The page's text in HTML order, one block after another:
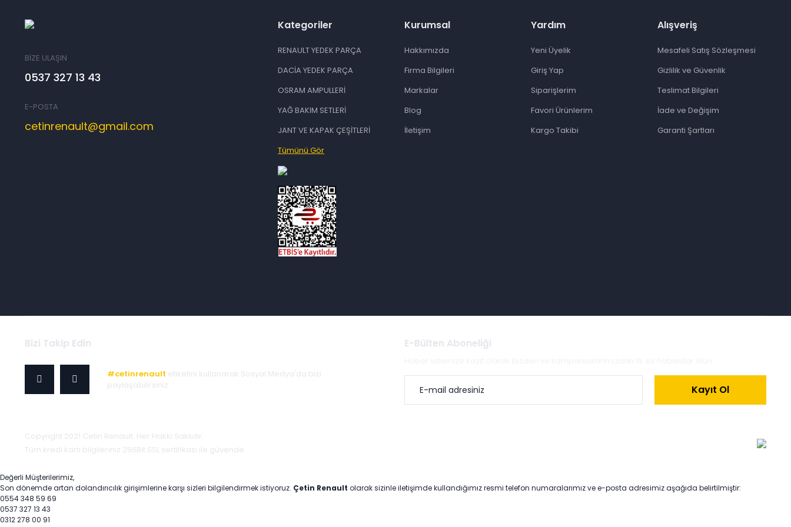
BİZE ULAŞIN
0537 327 13 43
E-POSTA
cetinrenault@gmail.com
Kategoriler
RENAULT YEDEK PARÇA
DACİA YEDEK PARÇA
OSRAM AMPULLERİ
YAĞ BAKIM SETLERİ
JANT VE KAPAK ÇEŞİTLERİ
Tümünü Gör
Kurumsal
Hakkımızda
Firma Bilgileri
Markalar
Blog
İletişim
Yardım
Yeni Üyelik
Giriş Yap
Siparişlerim
Favori Ürünlerim
Kargo Takibi
Alışveriş
Mesafeli Satış Sözleşmesi
Gizlilik ve Güvenlik
Teslimat Bilgileri
İade ve Değişim
Garanti Şartları
Bizi Takip Edin
#cetinrenault etiketini kullanarak Sosyal Medya'da bizi
paylaşabilirsiniz.
E-Bülten Aboneliği
Kayıt Ol
Copyright 2021 Cetin Renault. Her Hakkı Saklıdır.
Tüm kredi kartı bilgileriniz 256Bit SSL sertifikası ile güvende.
Değerli Müşterilerimiz,
Son dönemde artan dolandırıcılık girişimlerine karşı sizleri bilgilendirmek istiyoruz. Çetin Renault olarak sizinle iletişimde kullandığımız resmi telefon numaralarımız ve e-posta adresimiz aşağıda belirtilmiştir:
0554 348 59 69
0537 327 13 43
0312 278 00 91